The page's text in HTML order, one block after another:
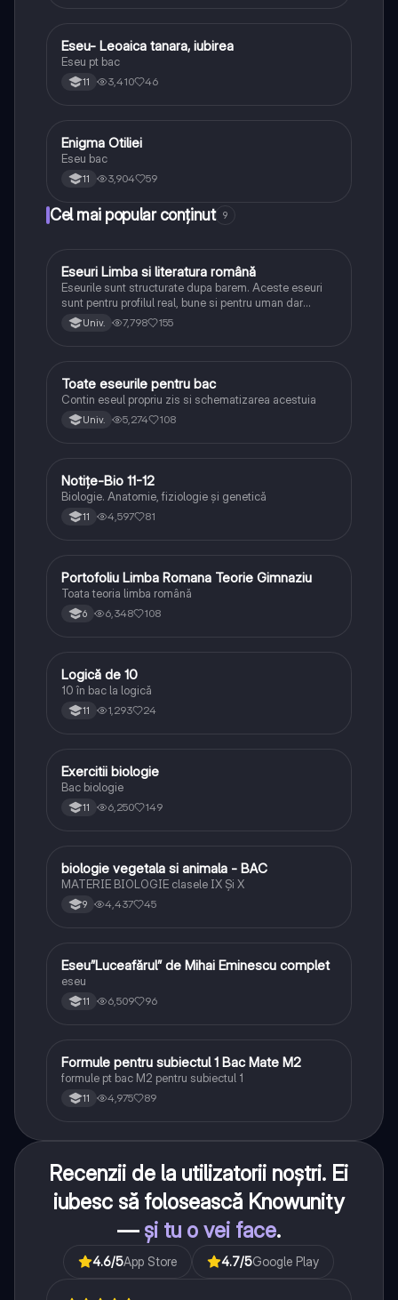
Limba și literatura română
Eseu- Leoaica tanara, iubirea
Eseu pt bac
11 3,410 46
Limba și literatura română
Enigma Otiliei
Eseu bac
11 3,904 59
Cel mai popular conținut 9
Limba și literatura română
Eseuri Limba si literatura română
Eseurile sunt structurate dupa barem. Aceste eseuri
sunt pentru profilul real, bune si pentru uman dar
lipsesc relatiile dintre personaje si caracrerizarile.
Univ. 7,798 155
Limba și literatura română
Toate eseurile pentru bac
Contin eseul propriu zis si schematizarea acestuia
Univ. 5,274 108
Biologie
Notițe-Bio 11-12
Biologie. Anatomie, fiziologie și genetică
11 4,597 81
Limba și literatura română
Portofoliu Limba Romana Teorie Gimnaziu
Toata teoria limba română
6 6,348 108
Logică
Logică de 10
10 în bac la logică
11 1,293 24
Biologie
Exercitii biologie
Bac biologie
11 6,250 149
Biologie
biologie vegetala si animala - BAC
MATERIE BIOLOGIE clasele IX Şi X
9 4,437 45
Limba și literatura română
Eseu”Luceafărul” de Mihai Eminescu complet
eseu
11 6,509 96
Matematică
Formule pentru subiectul 1 Bac Mate M2
formule pt bac M2 pentru subiectul 1
11 4,975 89
Recenzii de la utilizatorii noștri. Ei
iubesc să folosească Knowunity
— și tu o vei face.
4.6/5App Store 4.7/5Google Play